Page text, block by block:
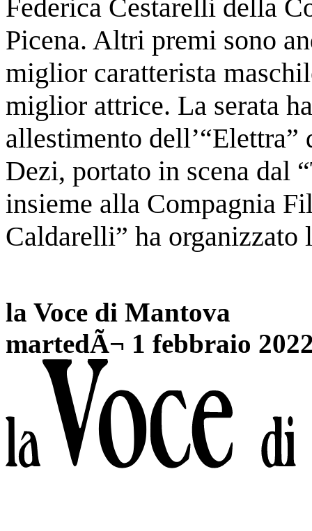
Federica Cestarelli della
Picena. Altri premi sono
miglior caratterista
miglior attrice. La serata
allestimento
Dezi, portato in scena dal
insieme alla Compagnia
Caldarelli” ha organizzato
la Voce di Mantova
martedÃ¬ 1 febbraio